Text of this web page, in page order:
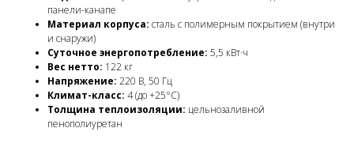
панели-канапе
Материал корпуса: сталь с полимерным покрытием (внутри
и снаружи)
Суточное энергопотребление: 5,5 кВт·ч
Вес нетто: 122 кг
Напряжение: 220 В, 50 Гц
Климат-класс: 4 (до +25°C)
Толщина теплоизоляции: цельнозаливной
пенополиуретан